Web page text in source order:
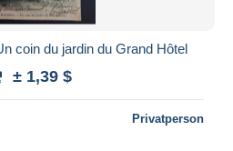
coin du jardin du Grand Hôtel
± 1,39 $
Privatperson